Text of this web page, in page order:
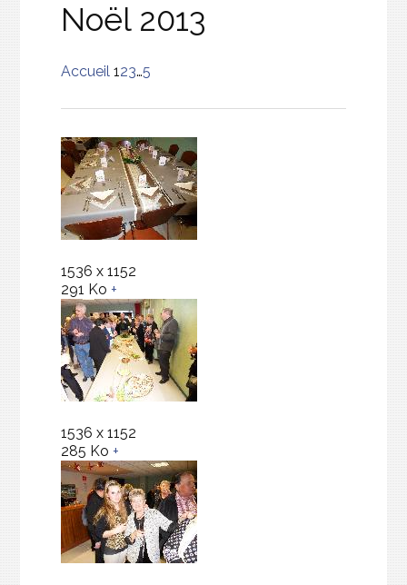
Noël 2013
Accueil 123…5
1536 x 1152
291 Ko +
1536 x 1152
285 Ko +